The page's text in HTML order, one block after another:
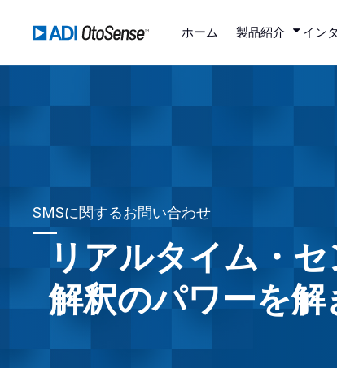
ホーム 製品紹介 イン
SMSに関するお問い合わせ
リアルタイム・
解釈のパワーを解